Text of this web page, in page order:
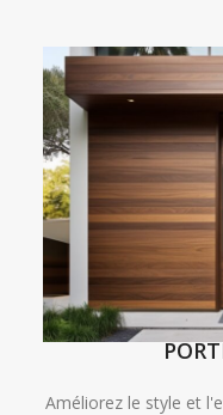
Améliorez le style et